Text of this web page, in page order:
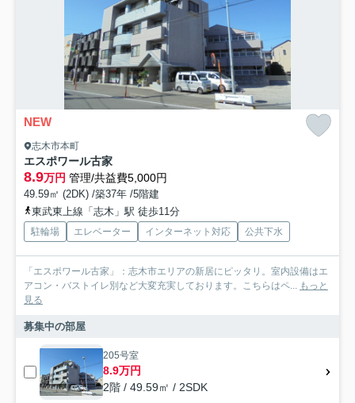
NEW
志木市本町
エスポワール古家
8.9万円 管理/共益費5,000円
49.59㎡ (2DK) /築37年 /5階建
東武東上線「志木」駅 徒歩11分
駐輪場 エレベーター インターネット対応 公共下水
「エスポワール古家」：志木市エリアの新居にピッタリ。室内設備はエ
アコン・バストイレ別など大変充実しております。こちらはペ... もっと
見る
募集中の部屋
205号室
8.9万円
2階 / 49.59㎡ / 2SDK